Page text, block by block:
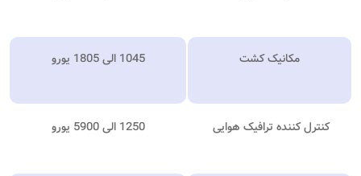
مکانیک کشت 1045 الی 1805 یورو
کنترل کننده ترافیک هوایی 1250 الی 5900 یورو